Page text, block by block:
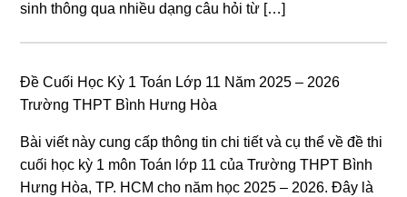
sinh thông qua nhiều dạng câu hỏi từ […]
Đề Cuối Học Kỳ 1 Toán Lớp 11 Năm 2025 – 2026
Trường THPT Bình Hưng Hòa
Bài viết này cung cấp thông tin chi tiết và cụ thể về đề thi
cuối học kỳ 1 môn Toán lớp 11 của Trường THPT Bình
Hưng Hòa, TP. HCM cho năm học 2025 – 2026. Đây là